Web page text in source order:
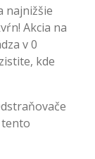
najnižšie
Akcia na
v 0
kde
tento